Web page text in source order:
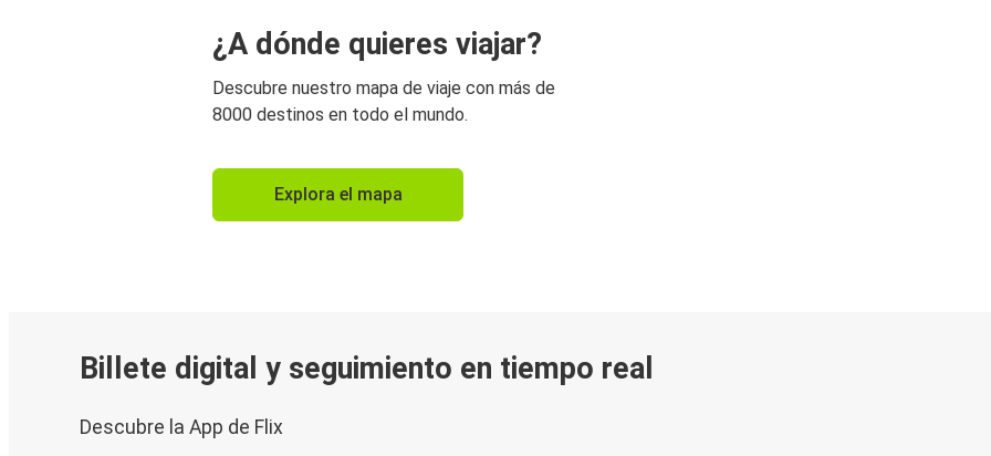
¿A dónde quieres viajar?
Descubre nuestro mapa de viaje con más de
8000 destinos en todo el mundo.
Explora el mapa
Billete digital y seguimiento en tiempo real
Descubre la App de Flix